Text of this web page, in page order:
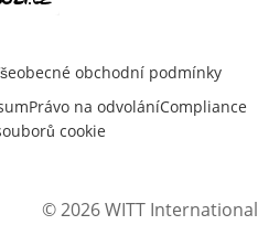
obchodní podmínky
Právo na odvoláníCompliance
cookie
© 2026 WITT International